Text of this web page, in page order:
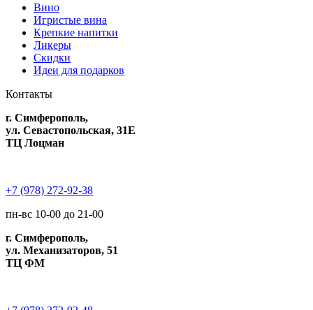
Вино
Игристые вина
Крепкие напитки
Ликеры
Скидки
Идеи для подарков
Контакты
г. Симферополь,
ул. Севастопольская, 31Е
ТЦ Лоцман
+7 (978) 272-92-38
пн-вс 10-00 до 21-00
г. Симферополь,
ул. Механизаторов, 51
ТЦ ФМ